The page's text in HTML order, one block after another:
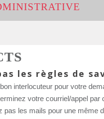
les règles de
interlocuteur pour votre
votre courriel/appel par
pas les mails pour une même